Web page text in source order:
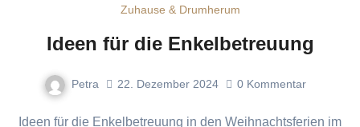
Zuhause & Drumherum
Ideen für die Enkelbetreuung
Petra 22. Dezember 2024 0 Kommentar